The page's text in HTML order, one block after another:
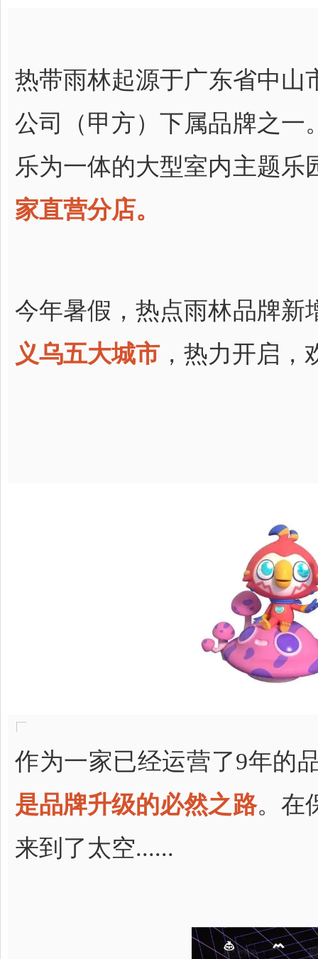
热带雨林起源于广东省中山
公司（甲方）下属品牌之一
乐为一体的大型室内主题乐
家直营分店。
今年暑假，热点雨林品牌新
义乌五大城市 ，热力开启，
作为一家已经运营了9年的
是品牌升级的必然之路。在
来到了太空......